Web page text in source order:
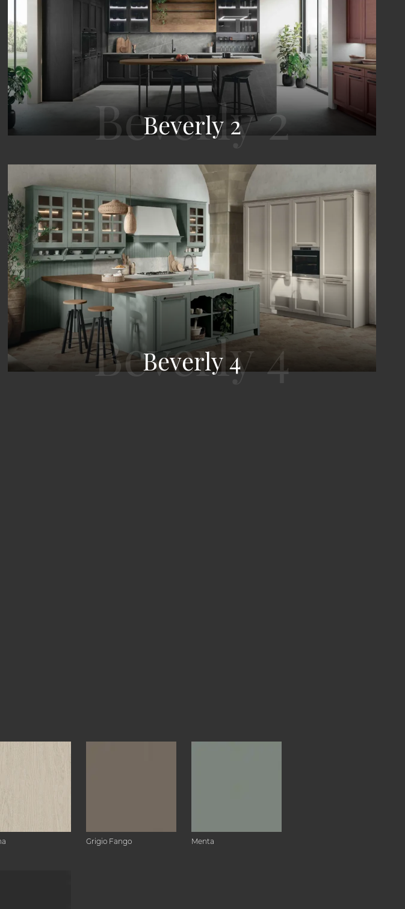
Beverly 2
Beverly 4
Grigio Fango Menta